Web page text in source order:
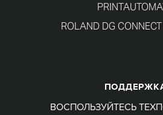
ROLAND DG
ВОСПОЛЬЗУЙТЕСЬ